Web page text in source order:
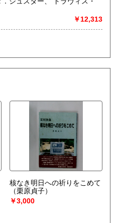
￥12,313
核なき明日への祈りをこめて
（栗原貞子）
￥3,000